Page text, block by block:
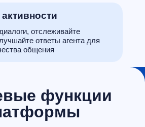
отслеживайте
ответы агента для
общения
функции